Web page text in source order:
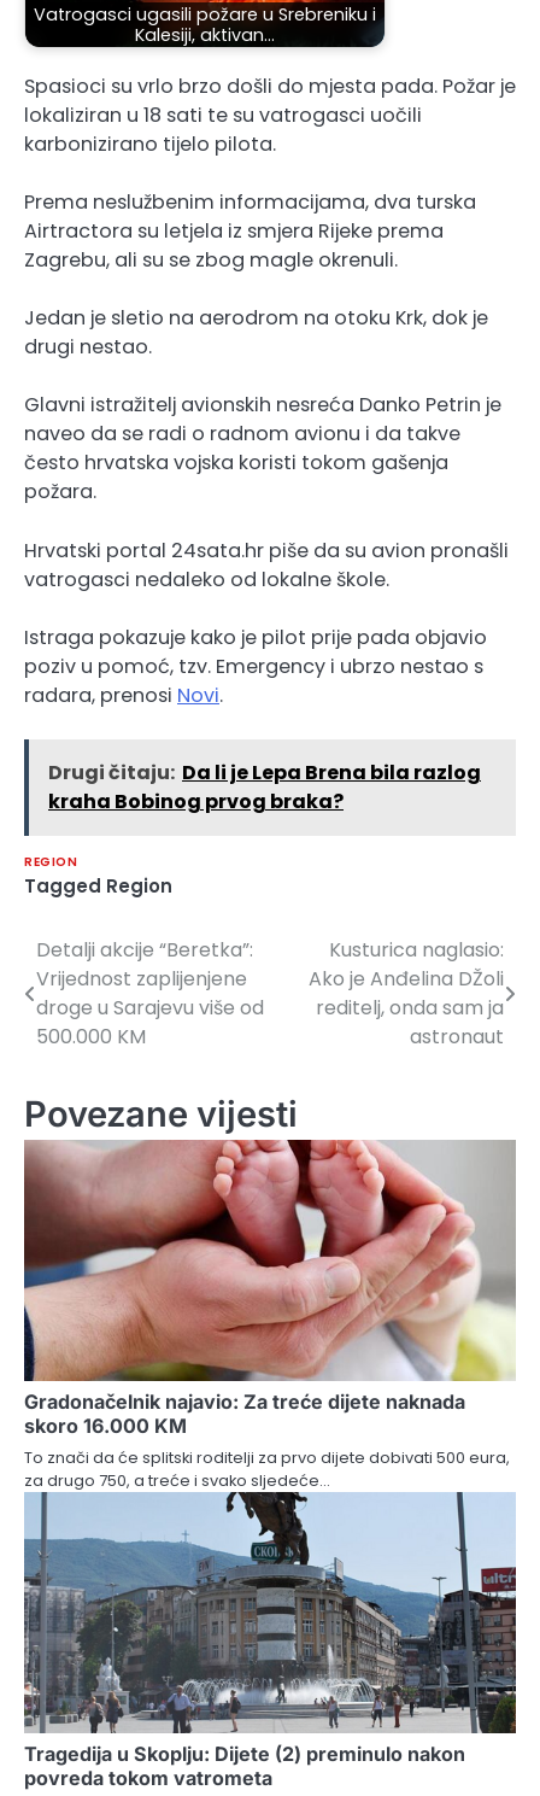
Vatrogasci ugasili požare u Srebreniku i
Kalesiji, aktivan…
Spasioci su vrlo brzo došli do mjesta pada. Požar je
lokaliziran u 18 sati te su vatrogasci uočili
karbonizirano tijelo pilota.
Prema neslužbenim informacijama, dva turska
Airtractora su letjela iz smjera Rijeke prema
Zagrebu, ali su se zbog magle okrenuli.
Jedan je sletio na aerodrom na otoku Krk, dok je
drugi nestao.
Glavni istražitelj avionskih nesreća Danko Petrin je
naveo da se radi o radnom avionu i da takve
često hrvatska vojska koristi tokom gašenja
požara.
Hrvatski portal 24sata.hr piše da su avion pronašli
vatrogasci nedaleko od lokalne škole.
Istraga pokazuje kako je pilot prije pada objavio
poziv u pomoć, tzv. Emergency i ubrzo nestao s
radara, prenosi Novi.
Drugi čitaju: Da li je Lepa Brena bila razlog
kraha Bobinog prvog braka?
REGION
Tagged Region
Navigacija
članaka
Detalji akcije “Beretka”:
Vrijednost zaplijenjene
droge u Sarajevu više od
500.000 KM
Kusturica naglasio:
Ako je Anđelina DŽoli
reditelj, onda sam ja
astronaut
Povezane vijesti
Gradonačelnik najavio: Za treće dijete naknada
skoro 16.000 KM
To znači da će splitski roditelji za prvo dijete dobivati 500 eura,
za drugo 750, a treće i svako sljedeće…
Tragedija u Skoplju: Dijete (2) preminulo nakon
povreda tokom vatrometa